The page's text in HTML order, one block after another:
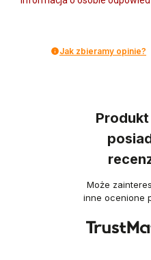
Jak zbieramy opinie?
Produkt
Może
inne ocenione
Bardzo fajna,
taty i okazał się